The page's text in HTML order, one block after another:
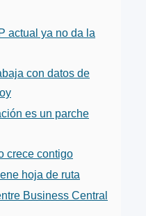
actual ya no da la
con datos de
es un parche
crece contigo
hoja de ruta
Business Central